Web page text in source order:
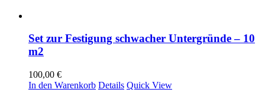
Set zur Festigung schwacher Untergründe – 10
m2
100,00 €
In den Warenkorb Details Quick View